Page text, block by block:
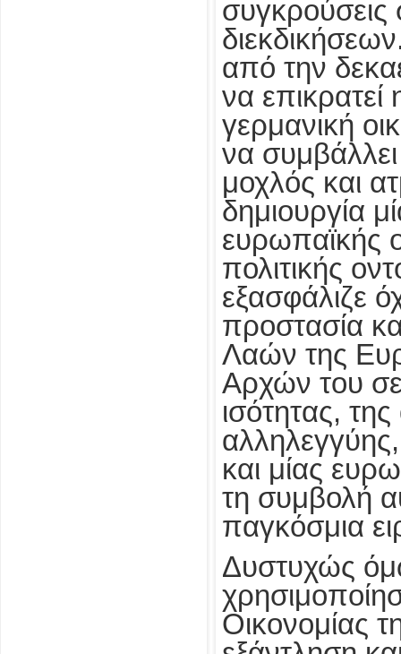
από την
να επικρατεί
γερμανική
να
μοχλός και
δημιουργία
ευρωπαϊκής
πολιτικής
εξασφάλιζε
προστασία
Λαών της
Αρχών του
ισότητας,
και μίας
τη συμβολή
παγκόσμια
Δυστυχώς
Οικονομίας